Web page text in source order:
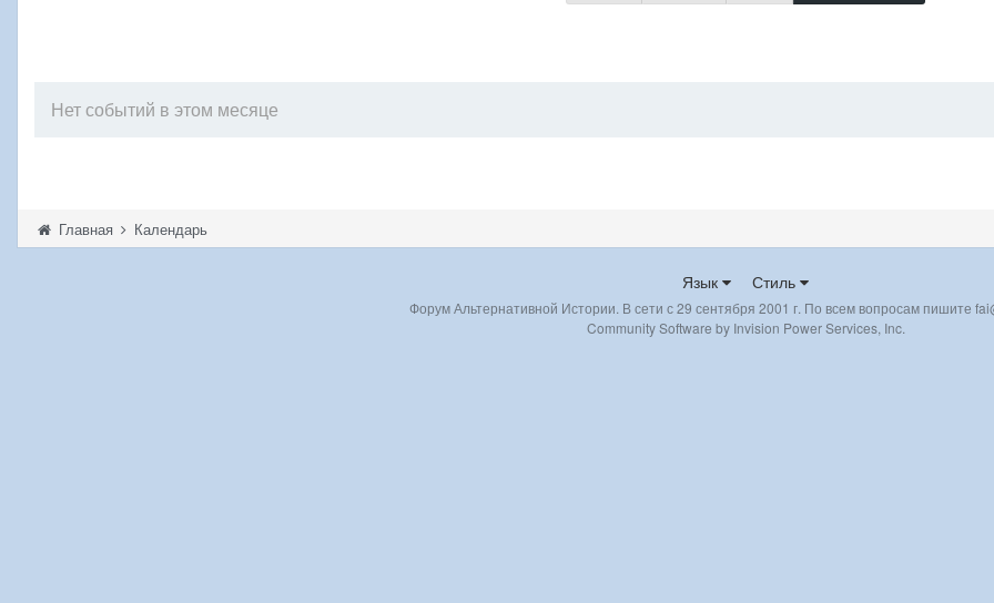
Нет событий в этом месяце
Главная Календарь
Язык Стиль
Форум Альтернативной Истории. В сети с 29 сентября 2001 г. По всем вопросам пишите
Community Software by Invision Power Services, Inc.